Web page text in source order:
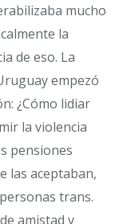
mucho
la
de eso. La
empezó
¿Cómo lidiar
la violencia
pensiones
las aceptaban,
trans.
amistad y